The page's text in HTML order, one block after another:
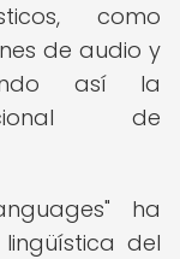
como
de audio y
así la
de
ha
del